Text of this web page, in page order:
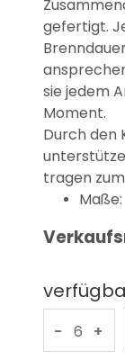
gefertigt.
sie jedem
Moment.
Durch den
tragen
- +